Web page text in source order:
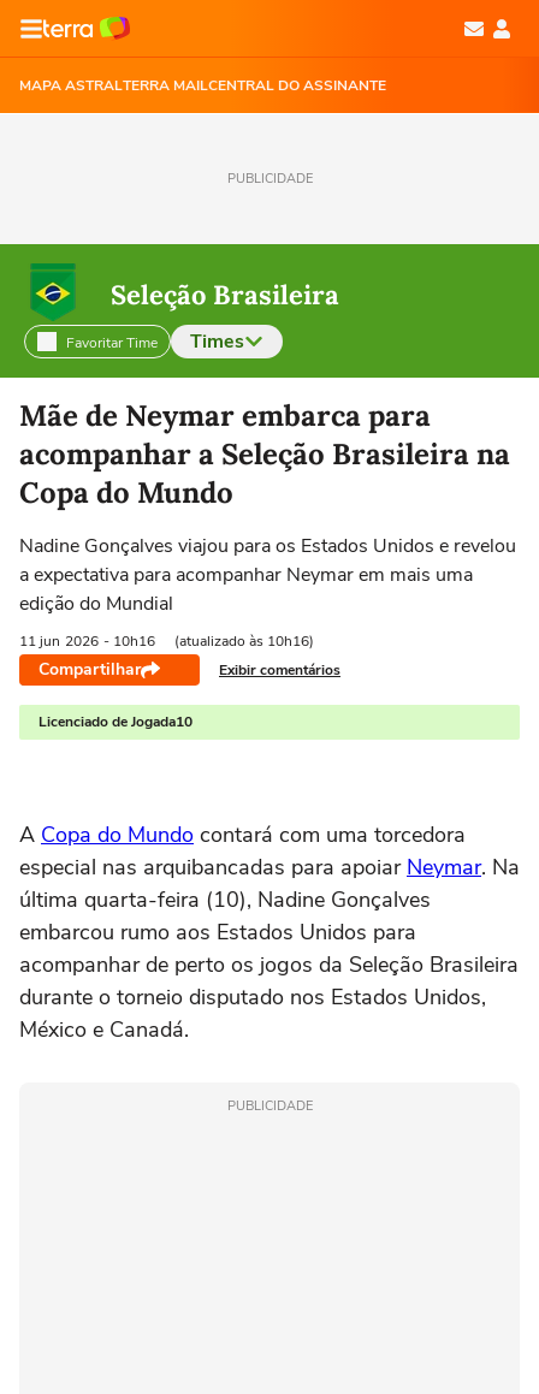
MAPA ASTRALTERRA MAILCENTRAL DO ASSINANTE
PUBLICIDADE
Seleção Brasileira
Favoritar Time Times
Selecione o time para ver as notícias
Mãe de Neymar embarca para
acompanhar a Seleção Brasileira na
Copa do Mundo
Nadine Gonçalves viajou para os Estados Unidos e revelou
a expectativa para acompanhar Neymar em mais uma
edição do Mundial
11 jun 2026 - 10h16 (atualizado às 10h16)
Compartilhar Exibir comentários
Licenciado de Jogada10
A Copa do Mundo contará com uma torcedora
especial nas arquibancadas para apoiar Neymar. Na
última quarta-feira (10), Nadine Gonçalves
embarcou rumo aos Estados Unidos para
acompanhar de perto os jogos da Seleção Brasileira
durante o torneio disputado nos Estados Unidos,
México e Canadá.
PUBLICIDADE